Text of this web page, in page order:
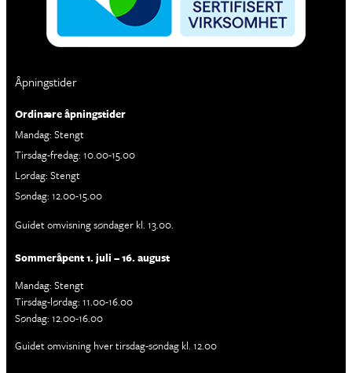
Åpningstider
Ordinære åpningstider
Mandag: Stengt
Tirsdag-fredag: 10.00-15.00
Lørdag: Stengt
Søndag: 12.00-15.00
Guidet omvisning søndager kl. 13.00.
Sommeråpent 1. juli – 16. august
Mandag: Stengt
Tirsdag-lørdag: 11.00-16.00
Søndag: 12.00-16.00
Guidet omvisning hver tirsdag-søndag kl. 12.00